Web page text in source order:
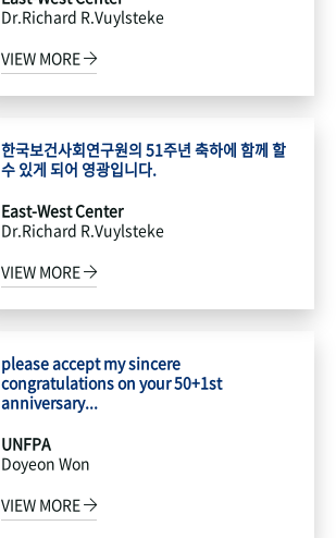
Dr.Richard R.Vuylsteke
VIEW MORE
한국보건사회연구원의 51주년 축하에 함께 할
수 있게 되어 영광입니다.
East-West Center
Dr.Richard R.Vuylsteke
VIEW MORE
please accept my sincere
congratulations on your 50+1st
anniversary...
UNFPA
Doyeon Won
VIEW MORE